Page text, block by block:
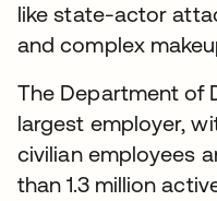
like state-actor
and complex
The Department of
largest employer,
civilian employees
than 1.3 million